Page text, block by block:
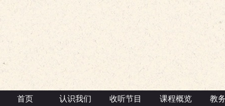
首页 认识我们 收听节目 课程概览 教